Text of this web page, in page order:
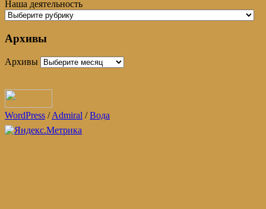
Наша деятельность
Архивы
Архивы
WordPress /Admiral /Вода